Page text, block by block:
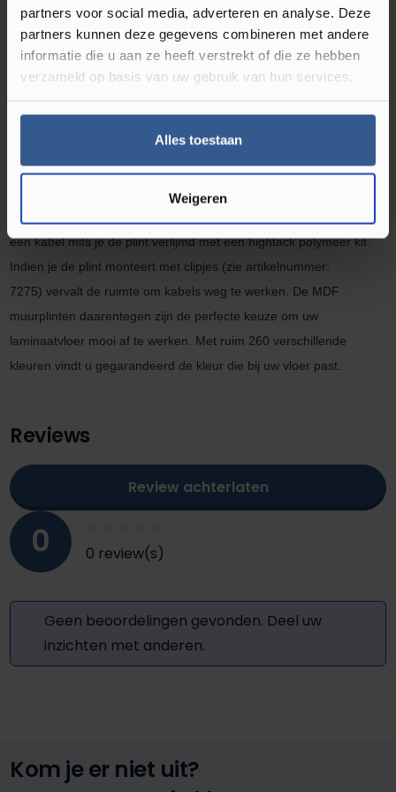
partners voor social media, adverteren en analyse. Deze
partners kunnen deze gegevens combineren met andere
informatie die u aan ze heeft verstrekt of die ze hebben
verzameld op basis van uw gebruik van hun services.
Alles toestaan
Weigeren
Omschrijving Rechte Folieplint Zand
Donker 27123
zorgt voor een ultra moderne afwerking. Hierdoor krijgt iedere
ruimte in uw woning een luxe en moderne uitstraling. De
plinten MDF muurplintenzijneenvoudig te monteren met de
bevestigingsclips of zijn te verlijmen met een plinten en profielen
een kabel mits je de plint verlijmd met eenhightack polymeer kit.
Indien je de plint monteert met clipjes (zie artikelnummer:
7275) vervalt de ruimte om kabels weg te werken. De MDF
muurplinten daarentegen zijn de perfecte keuze om uw
laminaatvloer mooi af te werken. Met ruim 260 verschillende
kleuren vindt u gegarandeerd de kleur die bij uw vloer past.
Reviews
0 0 review(s)
Review achterlaten
Geen beoordelingen gevonden. Deel uw
inzichten met anderen.
Kom je er niet uit?